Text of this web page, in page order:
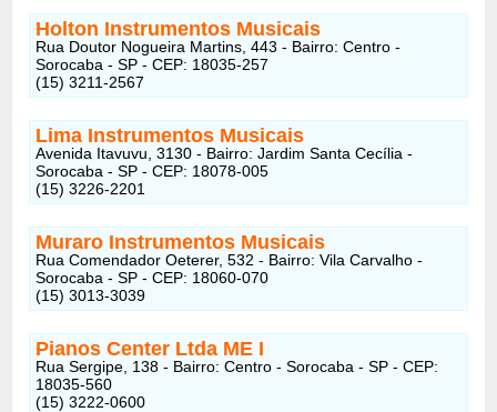
Holton Instrumentos Musicais
Rua Doutor Nogueira Martins, 443 - Bairro: Centro -
Sorocaba - SP - CEP: 18035-257
(15) 3211-2567
Lima Instrumentos Musicais
Avenida Itavuvu, 3130 - Bairro: Jardim Santa Cecília -
Sorocaba - SP - CEP: 18078-005
(15) 3226-2201
Muraro Instrumentos Musicais
Rua Comendador Oeterer, 532 - Bairro: Vila Carvalho -
Sorocaba - SP - CEP: 18060-070
(15) 3013-3039
Pianos Center Ltda ME I
Rua Sergipe, 138 - Bairro: Centro - Sorocaba - SP - CEP:
18035-560
(15) 3222-0600